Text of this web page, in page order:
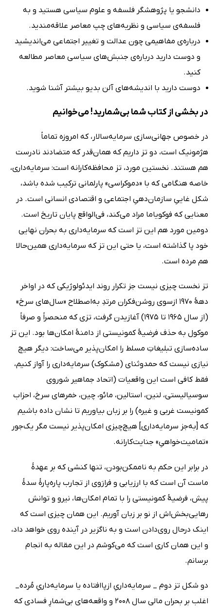
دانشجو یا پژوهشگر فلسفه و علوم سیاسی هستید و به
فلسفه‌ی سیاسی و نظریه‌های چپ معاصر علاقه‌مندید.
درباره‌ی مفاهیمی چون عدالت و تغییر اجتماعی می‌اندیشید
و دوست دارید درباره‌ی جنبش‌های سیاسی معاصر مطالعه
کنید.
دوست دارید با اندیشه‌های آلن بدیو بیشتر آشنا شوید.
در بخشی از کتاب شما بی‌شمارید! می‌خوانیم
در خصوص جهانی‌سازی سرمایه‌سالار، که امروزه تماماً
هژمونیک است، دو تز داریم که همان‌قدر که متضادند نادرست
هم هستند. نخستین مورد، تز محافظه‌کارانه است: سرمایه‌داری،
خاصه هنگامی که با «دموکراسی» پارلمانی ترکیب شده باشد،
شکل غاییِ سازمان‌دهیِ اجتماعی و اقتصادی انسانی است. در
معنایی که فوکویاما مراد می‌کند، فی‌الواقع پایان تاریخ است.
دومین مورد هم این تز است که سرمایه‌داری به بحران نهایی
خود پا گذاشته است، یا حتی این تز که سرمایه‌داری همین‌حالا
هم مرده است.
تز نخست چیزی نیست جز تکرار روند ایدئولوژیکی که در اواخر
دهۀ 1970 ازسوی روشن‌فکران مرتدِ به‌اصطلاح «سال‌های سرخ»
(از سال 1965 تا 1975) آغازیدن گرفت، تزی که منحصراً و صرفاً
موکول به حذف فرضیۀ کمونیستی از دامنۀ امکان‌ها بود. این تز
ساده‌سازی تبلیغاتِ مسلط را امکان‌پذیر می‌ساخت: دیگر هیچ
نیازی نیست که حمدوثنای (مشکوک) سرمایه‌داری را آواز کنیم،
فقط کافی است این واقعیات (اتحاد جماهیر شوروی
سوسیالیستی، لنین، استالین، مائو، چین، خمرهای سرخ، احزاب
کمونیست غربی و غیره) را بر زبان بیاوریم تا نشان داده باشیم
که [به‌جز سرمایه‌داری] هیچ‌چیزی امکان‌پذیر نیست مگر یک‌جور
«تمامیت‌خواهیِ» جنایت‌کارانه.
در برابر این حکم به ناممکن‌بودن، تنها کنشی که بر عهدۀ
ماست آن است که با ارزیابی و فرارَوی از تجارب پاره‌پارۀ سدۀ
پیش، فرضیۀ کمونیستی را با تمام امکان‌ها، نیرو و توانش
رهایی‌بخش‌اش از نو بر زبان آوریم. این همان چیزی است که
اینک در‌حال روی‌دادن است و به ناگزیر در آینده روی خواهد داد،
و این همان کاری است که می‌کوشم در این مقاله به انجام
برسانم.
دو شکل تز دوم _ سرمایه‌داریِ ازپاافتاده یا سرمایه‌داریِ مُرده_
اغلب بر بحران مالی سال 2008 و واقعه‌های بی‌شمارِ فسادی که